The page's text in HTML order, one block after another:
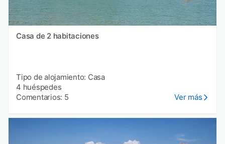
Casa de 2 habitaciones
Tipo de alojamiento: Casa
4 huéspedes
Comentarios: 5
Ver más